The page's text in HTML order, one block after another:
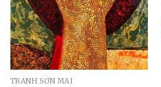
TRANH SƠN MÀI